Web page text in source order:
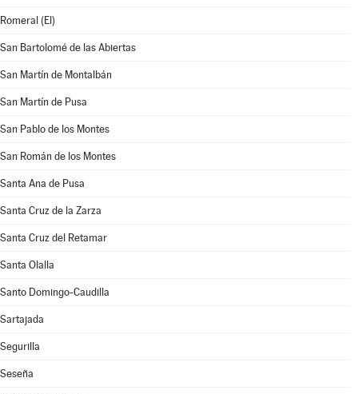
Romeral (El)
San Bartolomé de las Abiertas
San Martín de Montalbán
San Martín de Pusa
San Pablo de los Montes
San Román de los Montes
Santa Ana de Pusa
Santa Cruz de la Zarza
Santa Cruz del Retamar
Santa Olalla
Santo Domingo-Caudilla
Sartajada
Segurilla
Seseña